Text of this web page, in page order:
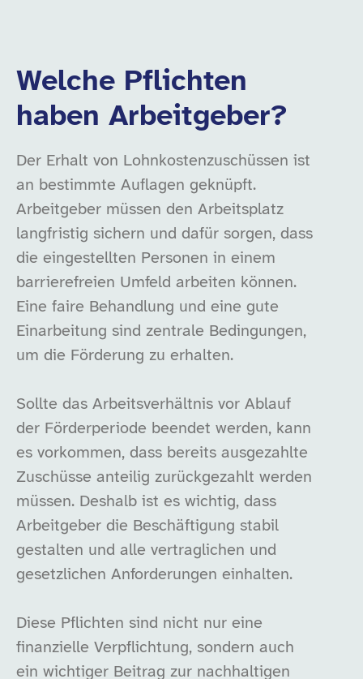
Welche Pflichten
haben Arbeitgeber?
Der Erhalt von Lohnkostenzuschüssen ist
an bestimmte Auflagen geknüpft.
Arbeitgeber müssen den Arbeitsplatz
langfristig sichern und dafür sorgen, dass
die eingestellten Personen in einem
barrierefreien Umfeld arbeiten können.
Eine faire Behandlung und eine gute
Einarbeitung sind zentrale Bedingungen,
um die Förderung zu erhalten.
Sollte das Arbeitsverhältnis vor Ablauf
der Förderperiode beendet werden, kann
es vorkommen, dass bereits ausgezahlte
Zuschüsse anteilig zurückgezahlt werden
müssen. Deshalb ist es wichtig, dass
Arbeitgeber die Beschäftigung stabil
gestalten und alle vertraglichen und
gesetzlichen Anforderungen einhalten.
Diese Pflichten sind nicht nur eine
finanzielle Verpflichtung, sondern auch
ein wichtiger Beitrag zur nachhaltigen